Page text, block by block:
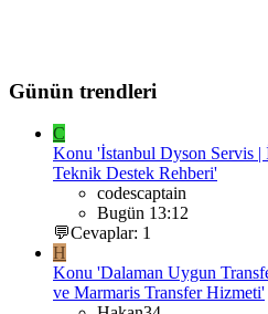
Günün trendleri
C
Konu 'İstanbul Dyson Servis |
Teknik Destek Rehberi'
codescaptain
Bugün 13:12
💬Cevaplar: 1
H
Konu 'Dalaman Uygun
ve Marmaris Transfer Hizmeti'